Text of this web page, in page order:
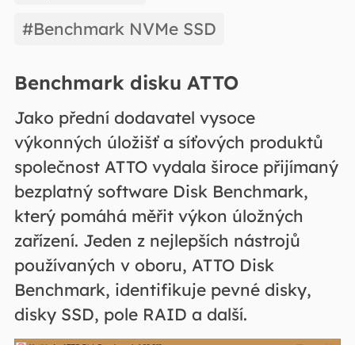
#Benchmark NVMe SSD
Benchmark disku ATTO
Jako přední dodavatel vysoce
výkonných úložišť a síťových produktů
společnost ATTO vydala široce přijímaný
bezplatný software Disk Benchmark,
který pomáhá měřit výkon úložných
zařízení. Jeden z nejlepších nástrojů
používaných v oboru, ATTO Disk
Benchmark, identifikuje pevné disky,
disky SSD, pole RAID a další.